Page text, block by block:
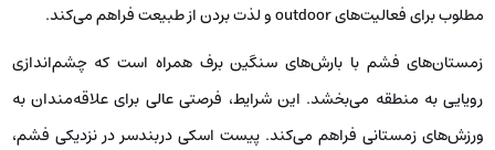
مطلوب برای فعالیت‌های outdoor و لذت بردن از طبیعت فراهم می‌کند.
زمستان‌های فشم با بارش‌های سنگین برف همراه است که چشم‌اندازی
رویایی به منطقه می‌بخشد. این شرایط، فرصتی عالی برای علاقه‌مندان به
ورزش‌های زمستانی فراهم می‌کند. پیست اسکی دربندسر در نزدیکی فشم،